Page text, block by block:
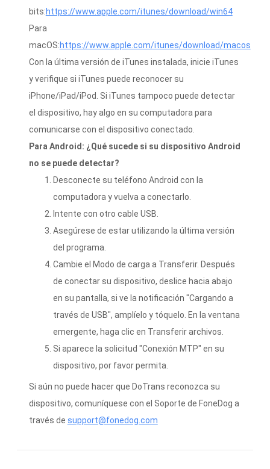
bits:https://www.apple.com/itunes/download/win64
Para
macOS:https://www.apple.com/itunes/download/macos
Con la última versión de iTunes instalada, inicie iTunes
y verifique si iTunes puede reconocer su
iPhone/iPad/iPod. Si iTunes tampoco puede detectar
el dispositivo, hay algo en su computadora para
comunicarse con el dispositivo conectado.
Para Android: ¿Qué sucede si su dispositivo Android
no se puede detectar?
Desconecte su teléfono Android con la
computadora y vuelva a conectarlo.
Intente con otro cable USB.
Asegúrese de estar utilizando la última versión
del programa.
Cambie el Modo de carga a Transferir. Después
de conectar su dispositivo, deslice hacia abajo
en su pantalla, si ve la notificación "Cargando a
través de USB", amplíelo y tóquelo. En la ventana
emergente, haga clic en Transferir archivos.
Si aparece la solicitud "Conexión MTP" en su
dispositivo, por favor permita.
Si aún no puede hacer que DoTrans reconozca su
dispositivo, comuníquese con el Soporte de FoneDog a
través de support@fonedog.com